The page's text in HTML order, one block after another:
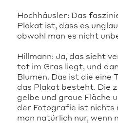
Hochhäusler: Das
Plakat ist, dass es
obwohl man es nicht
Hillmann: Ja, das sieht
tot im Gras liegt, und
Blumen. Das ist die eine
das Plakat besteht. Die
gelbe und graue Fläche
der Fotografie ist nichts
man natürlich nur, wenn